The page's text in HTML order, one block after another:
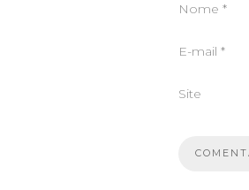
Nome *
E-mail *
Site